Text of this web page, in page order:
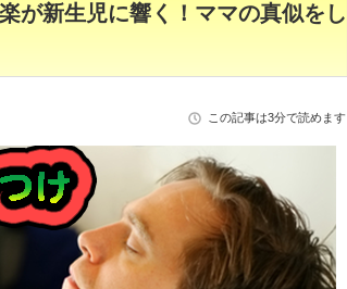
が新生児に響く！ママの真似をし
この記事は3分で読めます